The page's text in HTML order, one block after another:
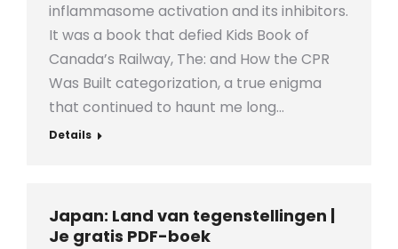
inflammasome activation and its inhibitors.
It was a book that defied Kids Book of
Canada’s Railway, The: and How the CPR
Was Built categorization, a true enigma
that continued to haunt me long…
Details
Japan: Land van tegenstellingen |
Je gratis PDF-boek